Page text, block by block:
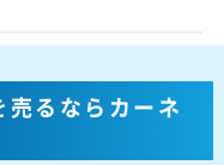
るならカーネ